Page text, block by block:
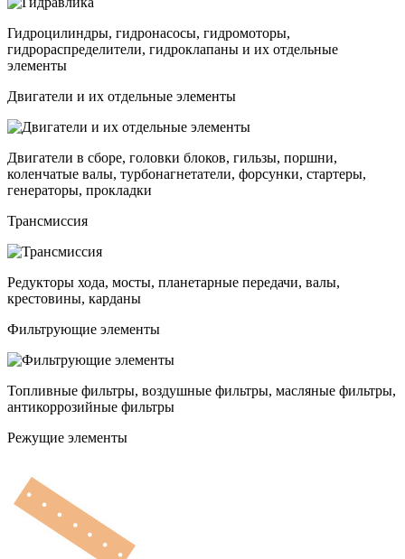
Гидроцилиндры, гидронасосы, гидромоторы,
гидрораспределители, гидроклапаны и их отдельные
элементы
Двигатели и их отдельные элементы
Двигатели в сборе, головки блоков, гильзы, поршни,
коленчатые валы, турбонагнетатели, форсунки, стартеры,
генераторы, прокладки
Трансмиссия
Редукторы хода, мосты, планетарные передачи, валы,
крестовины, карданы
Фильтрующие элементы
Топливные фильтры, воздушные фильтры, масляные фильтры,
антикоррозийные фильтры
Режущие элементы